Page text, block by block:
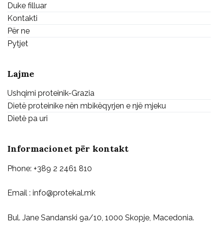
Duke filluar
Kontakti
Për ne
Pytjet
Lajme
Ushqimi proteinik-Grazia
Dietë proteinike nën mbikëqyrjen e një mjeku
Dietë pa uri
Informacionet për kontakt
Phone: +389 2 2461 810
Email : info@protekal.mk
Bul. Jane Sandanski 9a/10, 1000 Skopje, Macedonia.